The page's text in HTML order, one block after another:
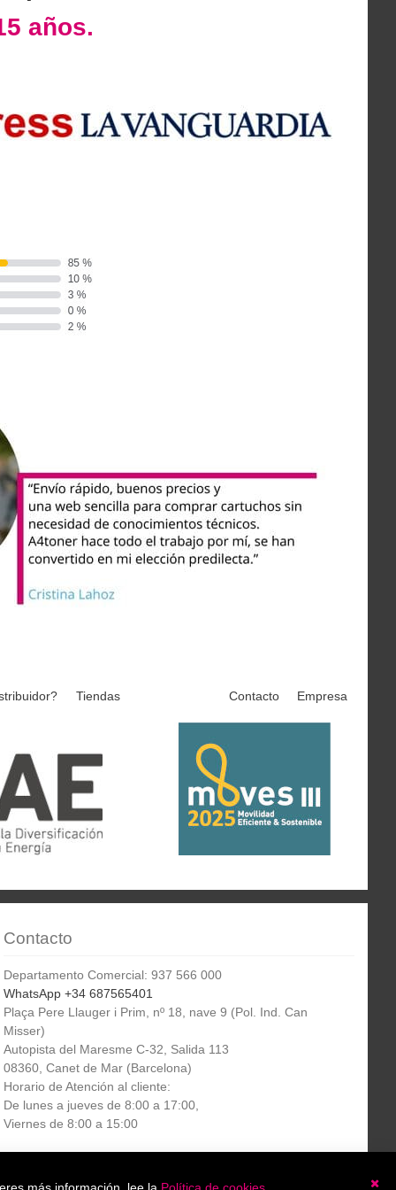
años.
Tiendas Contacto Empresa
Contacto
Departamento Comercial: 937 566 000
WhatsApp +34 687565401
Plaça Pere Llauger i Prim, nº 18, nave 9 (Pol. Ind. Can
Misser)
Autopista del Maresme C-32, Salida 113
08360, Canet de Mar (Barcelona)
Horario de Atención al cliente:
De lunes a jueves de 8:00 a 17:00,
Viernes de 8:00 a 15:00